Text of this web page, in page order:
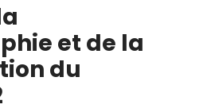
et de la
du